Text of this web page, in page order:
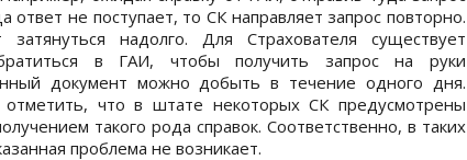
ответ не поступает, то СК направляет запрос повторно.
надолго. Для Страхователя существует
в ГАИ, чтобы получить запрос на руки
документ можно добыть в течение одного дня.
отметить, что в штате некоторых СК предусмотрены
такого рода справок. Соответственно, в таких
проблема не возникает.